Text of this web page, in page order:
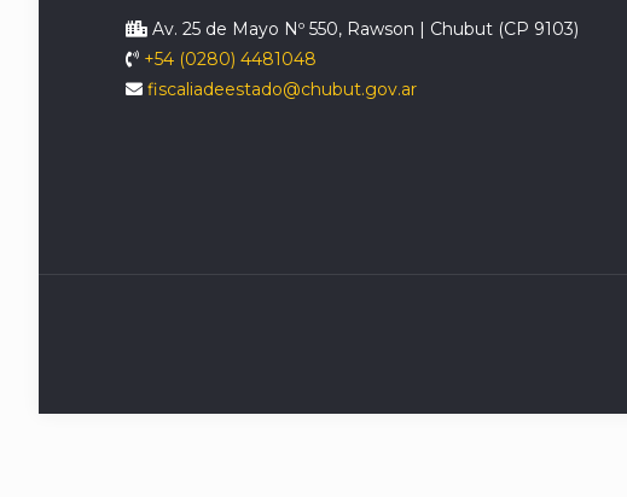
Av. 25 de Mayo Nº 550, Rawson | Chubut (CP 9103)
+54 (0280) 4481048
fiscaliadeestado@chubut.gov.ar